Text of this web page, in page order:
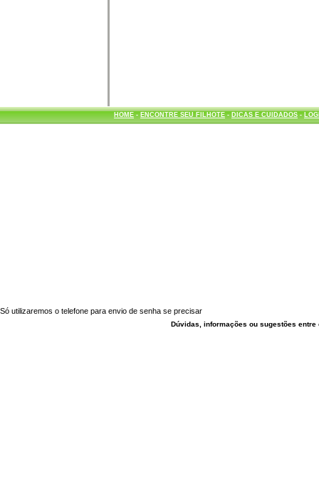
HOME- ENCONTRE SEU FILHOTE- DICAS E CUIDADOS-
Só utilizaremos o telefone para envio de senha se precisar
Dúvidas, informações ou sugestões